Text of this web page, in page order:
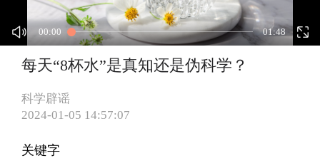
00:00 01:48
每天“8杯水”是真知还是伪科学？
科学辟谣
2024-01-05 14:57:07
关键字